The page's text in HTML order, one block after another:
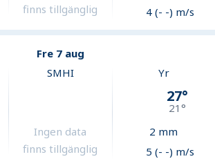
finns tillgänglig
4 (- -) m/s
Fre 7 aug
SMHI
Ingen data
finns tillgänglig
Yr
27°
21°
2 mm
5 (- -) m/s